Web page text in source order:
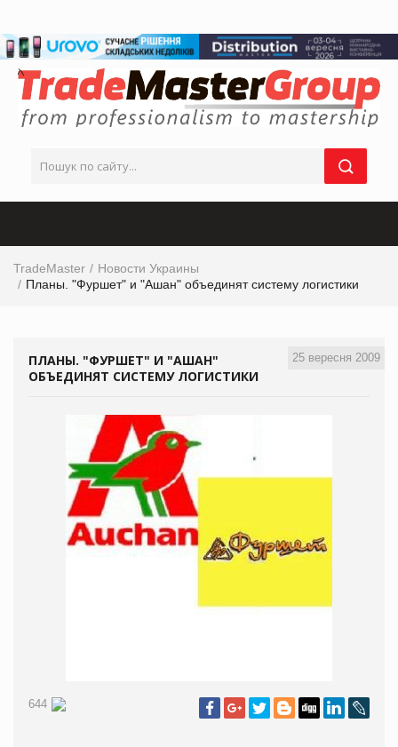
TradeMaster
Новости Украины
Планы. "Фуршет" и "Ашан" объединят систему логистики
25 вересня 2009
ПЛАНЫ. "ФУРШЕТ" И "АШАН"
ОБЪЕДИНЯТ СИСТЕМУ ЛОГИСТИКИ
644